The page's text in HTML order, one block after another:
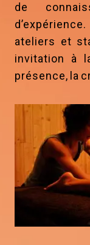
de
ateliers et
invitation à
présence, la